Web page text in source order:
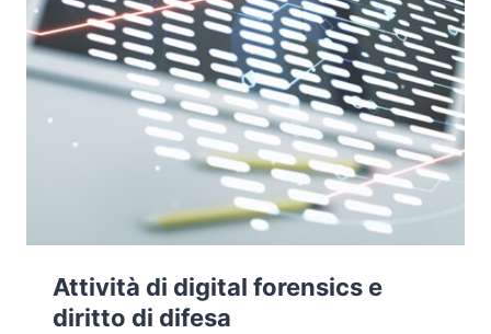
Attività di digital forensics e
diritto di difesa